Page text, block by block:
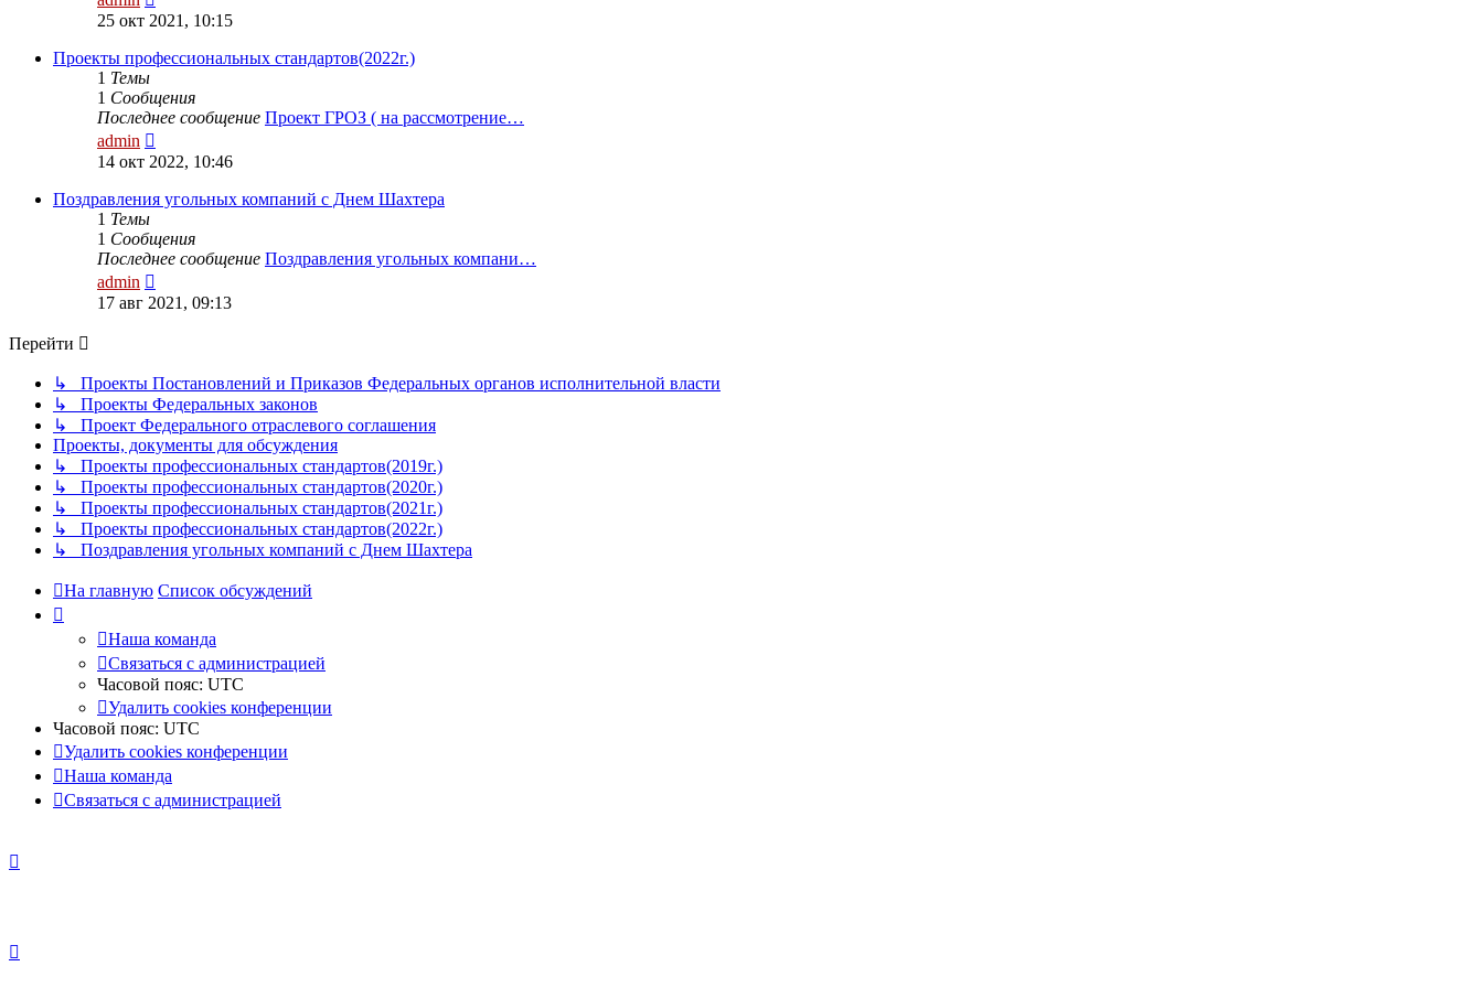
к
последнему
сообщению
25 окт 2021, 10:15
Проекты профессиональных стандартов(2022г.)
1 Темы
1 Сообщения
Последнее сообщение Проект ГРОЗ ( на рассмотрение…
admin
к
последнему
сообщению
14 окт 2022, 10:46
Поздравления угольных компаний с Днем Шахтера
1 Темы
1 Сообщения
Последнее сообщение Поздравления угольных компани…
admin
к
последнему
17 авг 2021, 09:13
Перейти
↳ Проекты Постановлений и Приказов Федеральных органов исполнительной власти
↳ Проекты Федеральных законов
↳ Проект Федерального отраслевого соглашения
Проекты, документы для обсуждения
↳ Проекты профессиональных стандартов(2019г.)
↳ Проекты профессиональных стандартов(2020г.)
↳ Проекты профессиональных стандартов(2021г.)
↳ Проекты профессиональных стандартов(2022г.)
↳ Поздравления угольных компаний с Днем Шахтера
На главную Список обсуждений
Наша команда
Связаться с администрацией
Часовой пояс: UTC
Удалить cookies конференции
Часовой пояс: UTC
Удалить cookies конференции
Наша команда
Связаться с администрацией